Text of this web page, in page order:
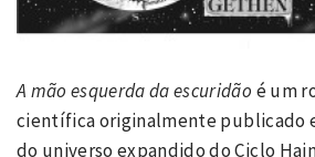
A mão esquerda da escuridão é um
científica originalmente publicado
do universo expandido do Ciclo